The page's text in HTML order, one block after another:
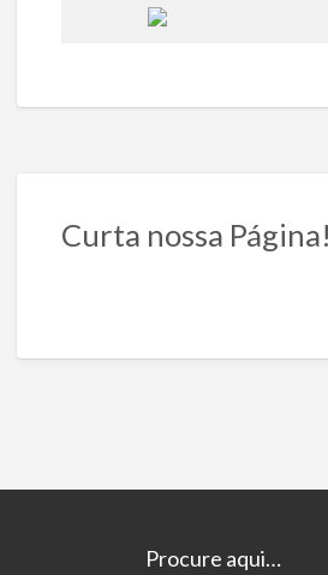
Curta nossa Página!
Procure aqui…